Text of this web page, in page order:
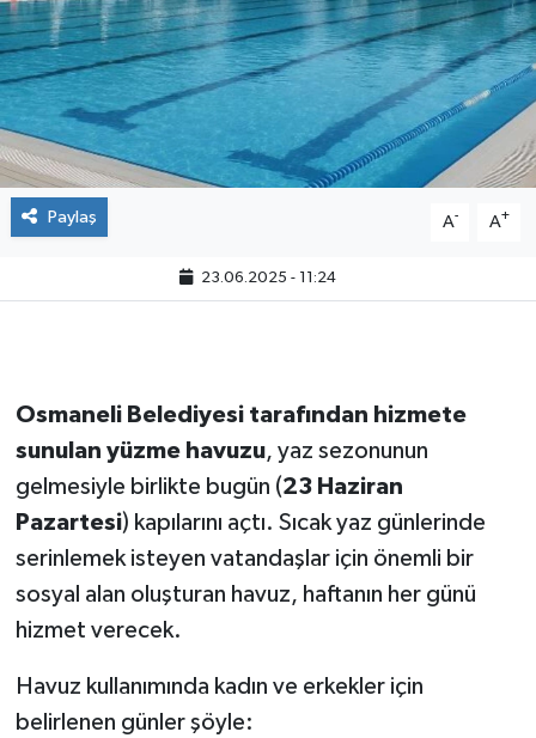
Paylaş A- A+
23.06.2025 - 11:24
Osmaneli Belediyesi tarafından hizmete
sunulan yüzme havuzu, yaz sezonunun
gelmesiyle birlikte bugün (23 Haziran
Pazartesi) kapılarını açtı. Sıcak yaz günlerinde
serinlemek isteyen vatandaşlar için önemli bir
sosyal alan oluşturan havuz, haftanın her günü
hizmet verecek.
Havuz kullanımında kadın ve erkekler için
belirlenen günler şöyle: